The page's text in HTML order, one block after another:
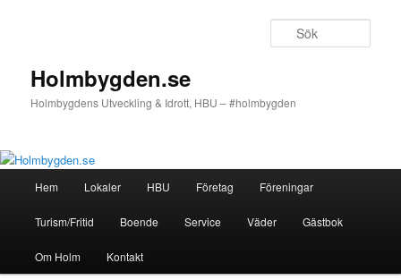
Holmbygden.se
Holmbygdens Utveckling & Idrott, HBU – #holmbygden
Hem Lokaler HBU Företag Föreningar
Turism/Fritid Boende Service Väder Gästbok
Om Holm Kontakt